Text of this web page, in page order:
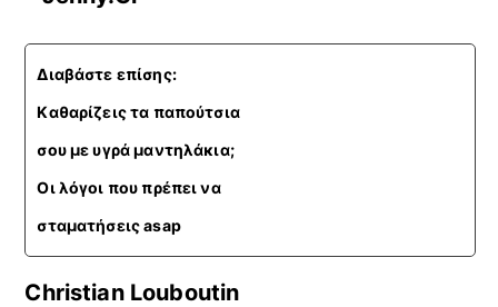
Διαβάστε επίσης:
Kαθαρίζεις τα παπούτσια
σου με υγρά μαντηλάκια;
Οι λόγοι που πρέπει να
σταματήσεις asap
Christian Louboutin